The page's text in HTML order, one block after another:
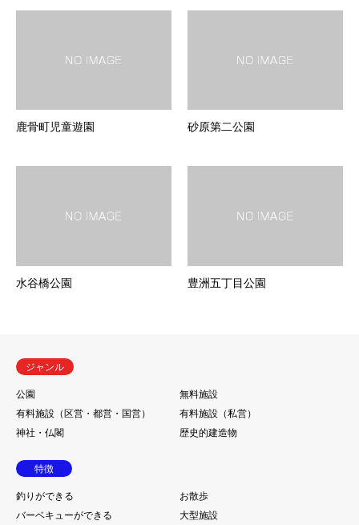
鹿骨町児童遊園 砂原第二公園
水谷橋公園 豊洲五丁目公園
ジャンル
公園
無料施設
有料施設（区営・都営・国営）
有料施設（私営）
神社・仏閣
歴史的建造物
特徴
釣りができる
お散歩
バーベキューができる
大型施設